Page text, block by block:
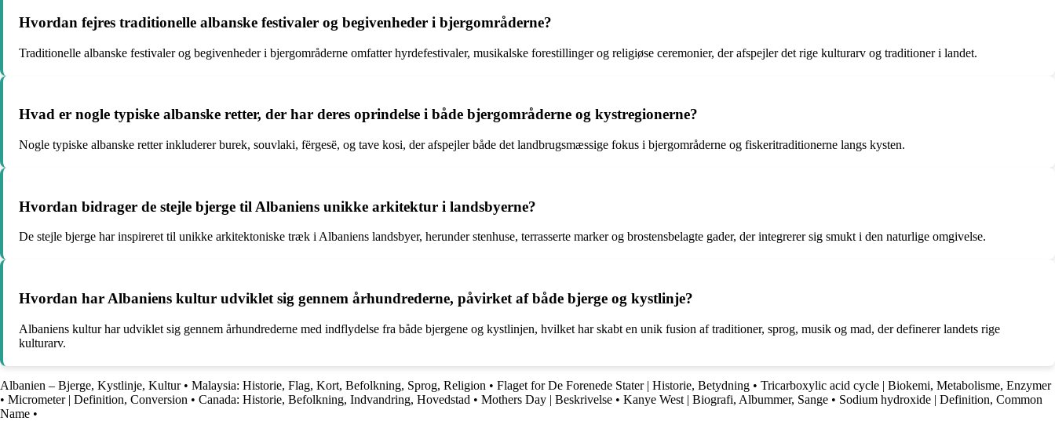
Hvordan fejres traditionelle albanske festivaler og begivenheder i bjergområderne?
Traditionelle albanske festivaler og begivenheder i bjergområderne omfatter hyrdefestivaler, musikalske forestillinger og religiøse ceremonier, der afspejler det rige kulturarv og traditioner i landet.
Hvad er nogle typiske albanske retter, der har deres oprindelse i både bjergområderne og kystregionerne?
Nogle typiske albanske retter inkluderer burek, souvlaki, fërgesë, og tave kosi, der afspejler både det landbrugsmæssige fokus i bjergområderne og fiskeritraditionerne langs kysten.
Hvordan bidrager de stejle bjerge til Albaniens unikke arkitektur i landsbyerne?
De stejle bjerge har inspireret til unikke arkitektoniske træk i Albaniens landsbyer, herunder stenhuse, terrasserte marker og brostensbelagte gader, der integrerer sig smukt i den naturlige omgivelse.
Hvordan har Albaniens kultur udviklet sig gennem århundrederne, påvirket af både bjerge og kystlinje?
Albaniens kultur har udviklet sig gennem århundrederne med indflydelse fra både bjergene og kystlinjen, hvilket har skabt en unik fusion af traditioner, sprog, musik og mad, der definerer landets rige
kulturarv.
Albanien – Bjerge, Kystlinje, Kultur• Malaysia: Historie, Flag, Kort, Befolkning, Sprog, Religion • Flaget for De Forenede Stater | Historie, Betydning • Tricarboxylic acid cycle | Biokemi, Metabolisme, Enzymer
• Micrometer | Definition, Conversion • Canada: Historie, Befolkning, Indvandring, Hovedstad • Mothers Day | Beskrivelse • Kanye West | Biografi, Albummer, Sange • Sodium hydroxide | Definition, Common
Name •